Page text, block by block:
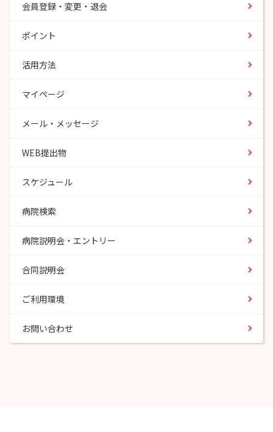
会員登録・変更・退会
ポイント
活用方法
マイページ
メール・メッセージ
WEB提出物
スケジュール
病院検索
病院説明会・エントリー
合同説明会
ご利用環境
お問い合わせ